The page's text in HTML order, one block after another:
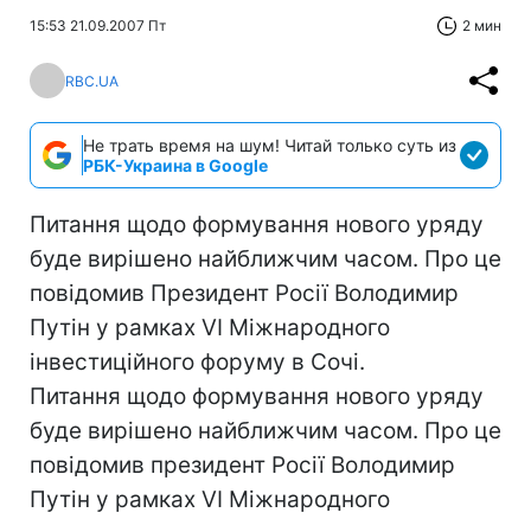
15:53 21.09.2007 Пт 2 мин
RBC.UA
Не трать время на шум! Читай только суть из
РБК-Украина в Google
Питання щодо формування нового уряду
буде вирішено найближчим часом. Про це
повідомив Президент Росії Володимир
Путін у рамках VI Міжнародного
інвестиційного форуму в Сочі.
Питання щодо формування нового уряду
буде вирішено найближчим часом. Про це
повідомив президент Росії Володимир
Путін у рамках VI Міжнародного